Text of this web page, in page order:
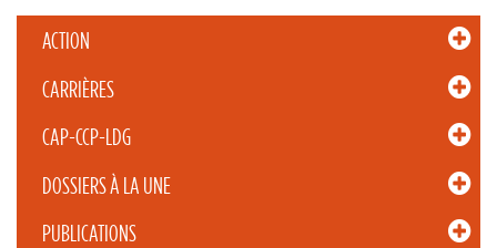
ACTION
CARRIÈRES
CAP-CCP-LDG
DOSSIERS À LA UNE
PUBLICATIONS